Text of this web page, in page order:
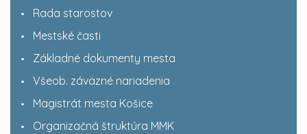
Rada starostov
Mestské časti
Základné dokumenty mesta
Všeob. záväzné nariadenia
Magistrát mesta Košice
Organizačná štruktúra MMK